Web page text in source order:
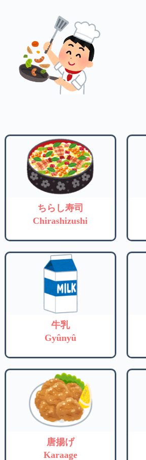
ちらし寿司
Chirashizushi
牛乳
Gyûnyû
唐揚げ
Karaage